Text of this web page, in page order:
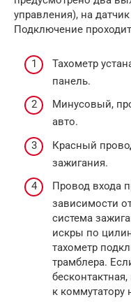
управления), на
Подключение
Тахометр
панель.
Минусовый,
авто.
Красный
зажигания.
Провод входа
зависимости
система
искры по
тахометр
трамблера.
к коммутатору